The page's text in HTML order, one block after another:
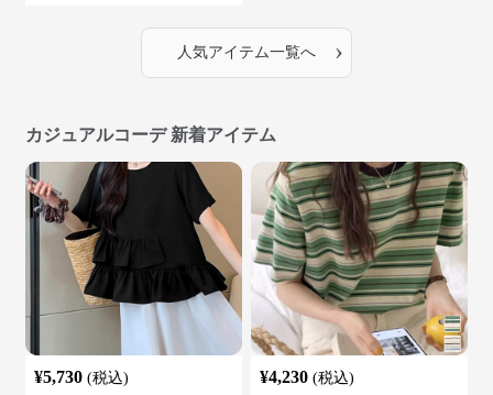
人気アイテム一覧へ ›
カジュアルコーデ 新着アイテム
¥5,730 (税込) ¥4,230 (税込)